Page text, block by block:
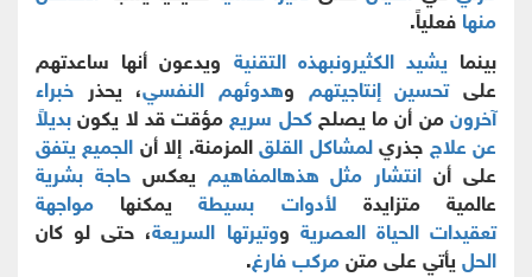
منهافعلياً.
بينما يشيد الكثيرونبهذه التقنية ويدعون أنها ساعدتهم
علىتحسين إنتاجيتهم وهدوئهم النفسي، يحذر خبراء
آخرونمن أن ما يصلحكحل سريعمؤقت قد لا يكونبديلاً
عن علاججذريلمشاكل القلقالمزمنة. إلا أنالجميع يتفق
على أن انتشار مثل هذهالمفاهيم يعكسحاجة بشرية
عالمية متزايدة لأدوات بسيطةيمكنها مواجهة
تعقيدات الحياة العصرية ووتيرتها السريعة، حتى لو كان
الحليأتي على متنمركب فارغ.